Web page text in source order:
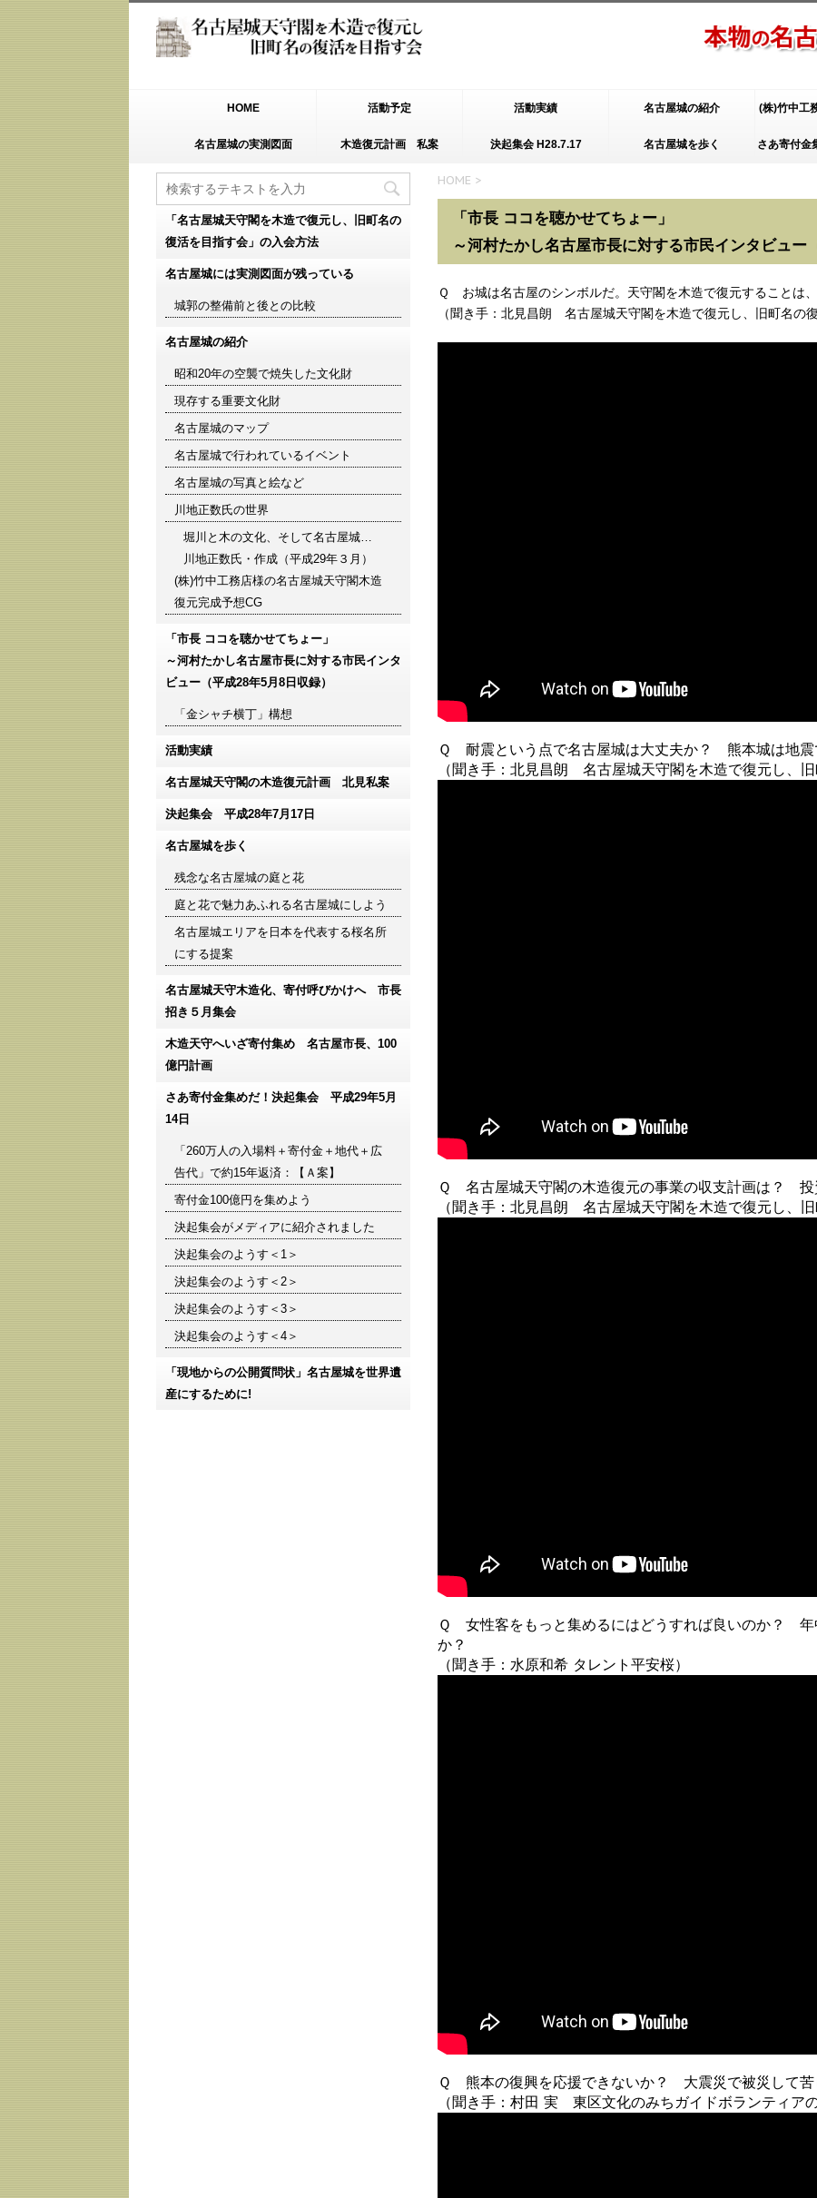
HOME 活動予定 活動実績 名古屋城の紹介 (株)竹中工
天守閣木
名古屋城の実測図面 木造復元計画 私案 決起集会 H28.7.17 名古屋城を歩く さあ寄付金
HOME >
「市長 ココを聴かせてちょー」
～河村たかし名古屋市長に対する市民インタビュー
Ｑ お城は名古屋のシンボルだ。天守閣を木造で復元することは
（聞き手：北見昌朗 名古屋城天守閣を木造で復元し、旧町名の復
Ｑ 耐震という点で名古屋城は大丈夫か？ 熊本城は地
（聞き手：北見昌朗 名古屋城天守閣を木造で復元し、旧
Ｑ 名古屋城天守閣の木造復元の事業の収支計画は？ 投
（聞き手：北見昌朗 名古屋城天守閣を木造で復元し、旧
Ｑ 女性客をもっと集めるにはどうすれば良いのか？ 年
か？
（聞き手：水原和希 タレント平安桜）
Ｑ 熊本の復興を応援できないか？ 大震災で被災して苦
（聞き手：村田 実 東区文化のみちガイドボランティアの
「名古屋城天守閣を木造で復元し、旧町名の
復活を目指す会」の入会方法
名古屋城には実測図面が残っている
城郭の整備前と後との比較
名古屋城の紹介
昭和20年の空襲で焼失した文化財
現存する重要文化財
名古屋城のマップ
名古屋城で行われているイベント
名古屋城の写真と絵など
川地正数氏の世界
堀川と木の文化、そして名古屋城…
川地正数氏・作成（平成29年３月）
(株)竹中工務店様の名古屋城天守閣木造
復元完成予想CG
「市長 ココを聴かせてちょー」
～河村たかし名古屋市長に対する市民インタ
ビュー（平成28年5月8日収録）
「金シャチ横丁」構想
活動実績
名古屋城天守閣の木造復元計画 北見私案
決起集会 平成28年7月17日
名古屋城を歩く
残念な名古屋城の庭と花
庭と花で魅力あふれる名古屋城にしよう
名古屋城エリアを日本を代表する桜名所
にする提案
名古屋城天守木造化、寄付呼びかけへ 市長
招き５月集会
木造天守へいざ寄付集め 名古屋市長、100
億円計画
さあ寄付金集めだ！決起集会 平成29年5月
14日
「260万人の入場料＋寄付金＋地代＋広
告代」で約15年返済：【Ａ案】
寄付金100億円を集めよう
決起集会がメディアに紹介されました
決起集会のようす＜1＞
決起集会のようす＜2＞
決起集会のようす＜3＞
決起集会のようす＜4＞
「現地からの公開質問状」名古屋城を世界遺
産にするために!